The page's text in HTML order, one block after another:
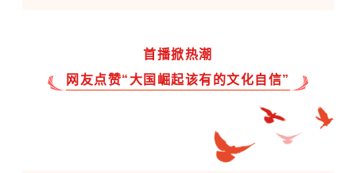
首播掀热潮
网友点赞“大国崛起该有的文化自信”